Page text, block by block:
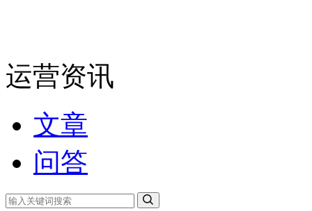
运营资讯
文章
问答